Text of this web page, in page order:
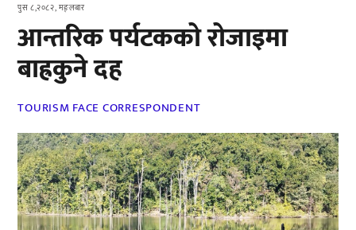
पुस ८,२०८२, मङ्लबार
आन्तरिक पर्यटकको रोजाइमा
बाह्रकुने दह
TOURISM FACE CORRESPONDENT